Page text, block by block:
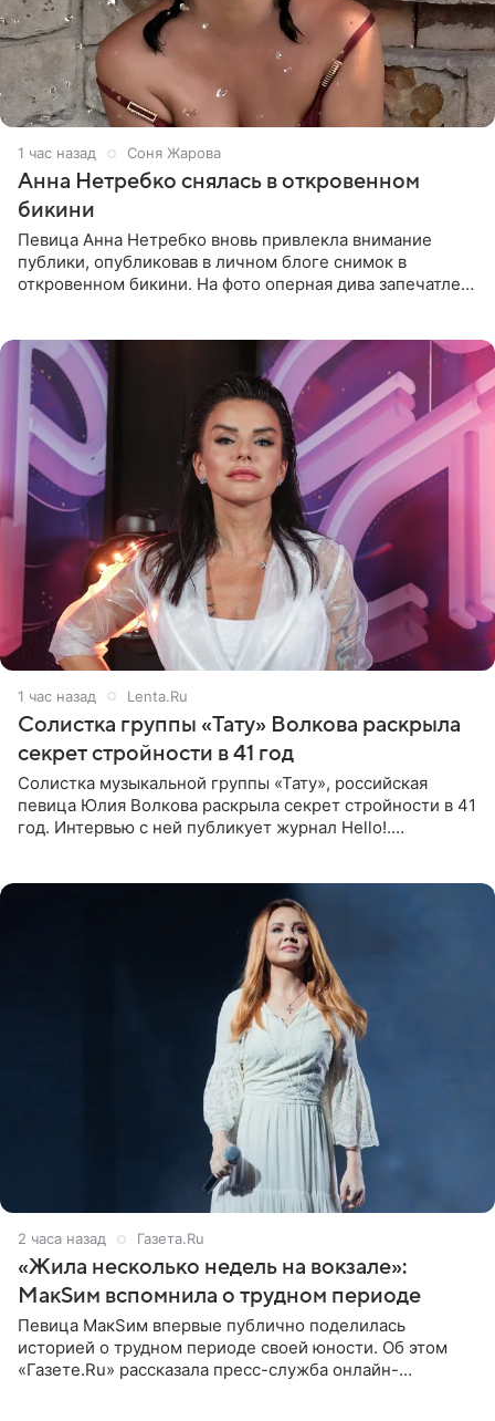
1 час назад Соня Жарова
Анна Нетребко снялась в откровенном
бикини
Певица Анна Нетребко вновь привлекла внимание
публики, опубликовав в личном блоге снимок в
откровенном бикини. На фото оперная дива запечатлена
1 час назад Lenta.Ru
Солистка группы «Тату» Волкова раскрыла
секрет стройности в 41 год
Солистка музыкальной группы «Тату», российская
певица Юлия Волкова раскрыла секрет стройности в 41
год. Интервью с ней публикует журнал Hello!.
2 часа назад Газета.Ru
«Жила несколько недель на вокзале»:
МакSим вспомнила о трудном периоде
Певица МакSим впервые публично поделилась
историей о трудном периоде своей юности. Об этом
«Газете.Ru» рассказала пресс-служба онлайн-